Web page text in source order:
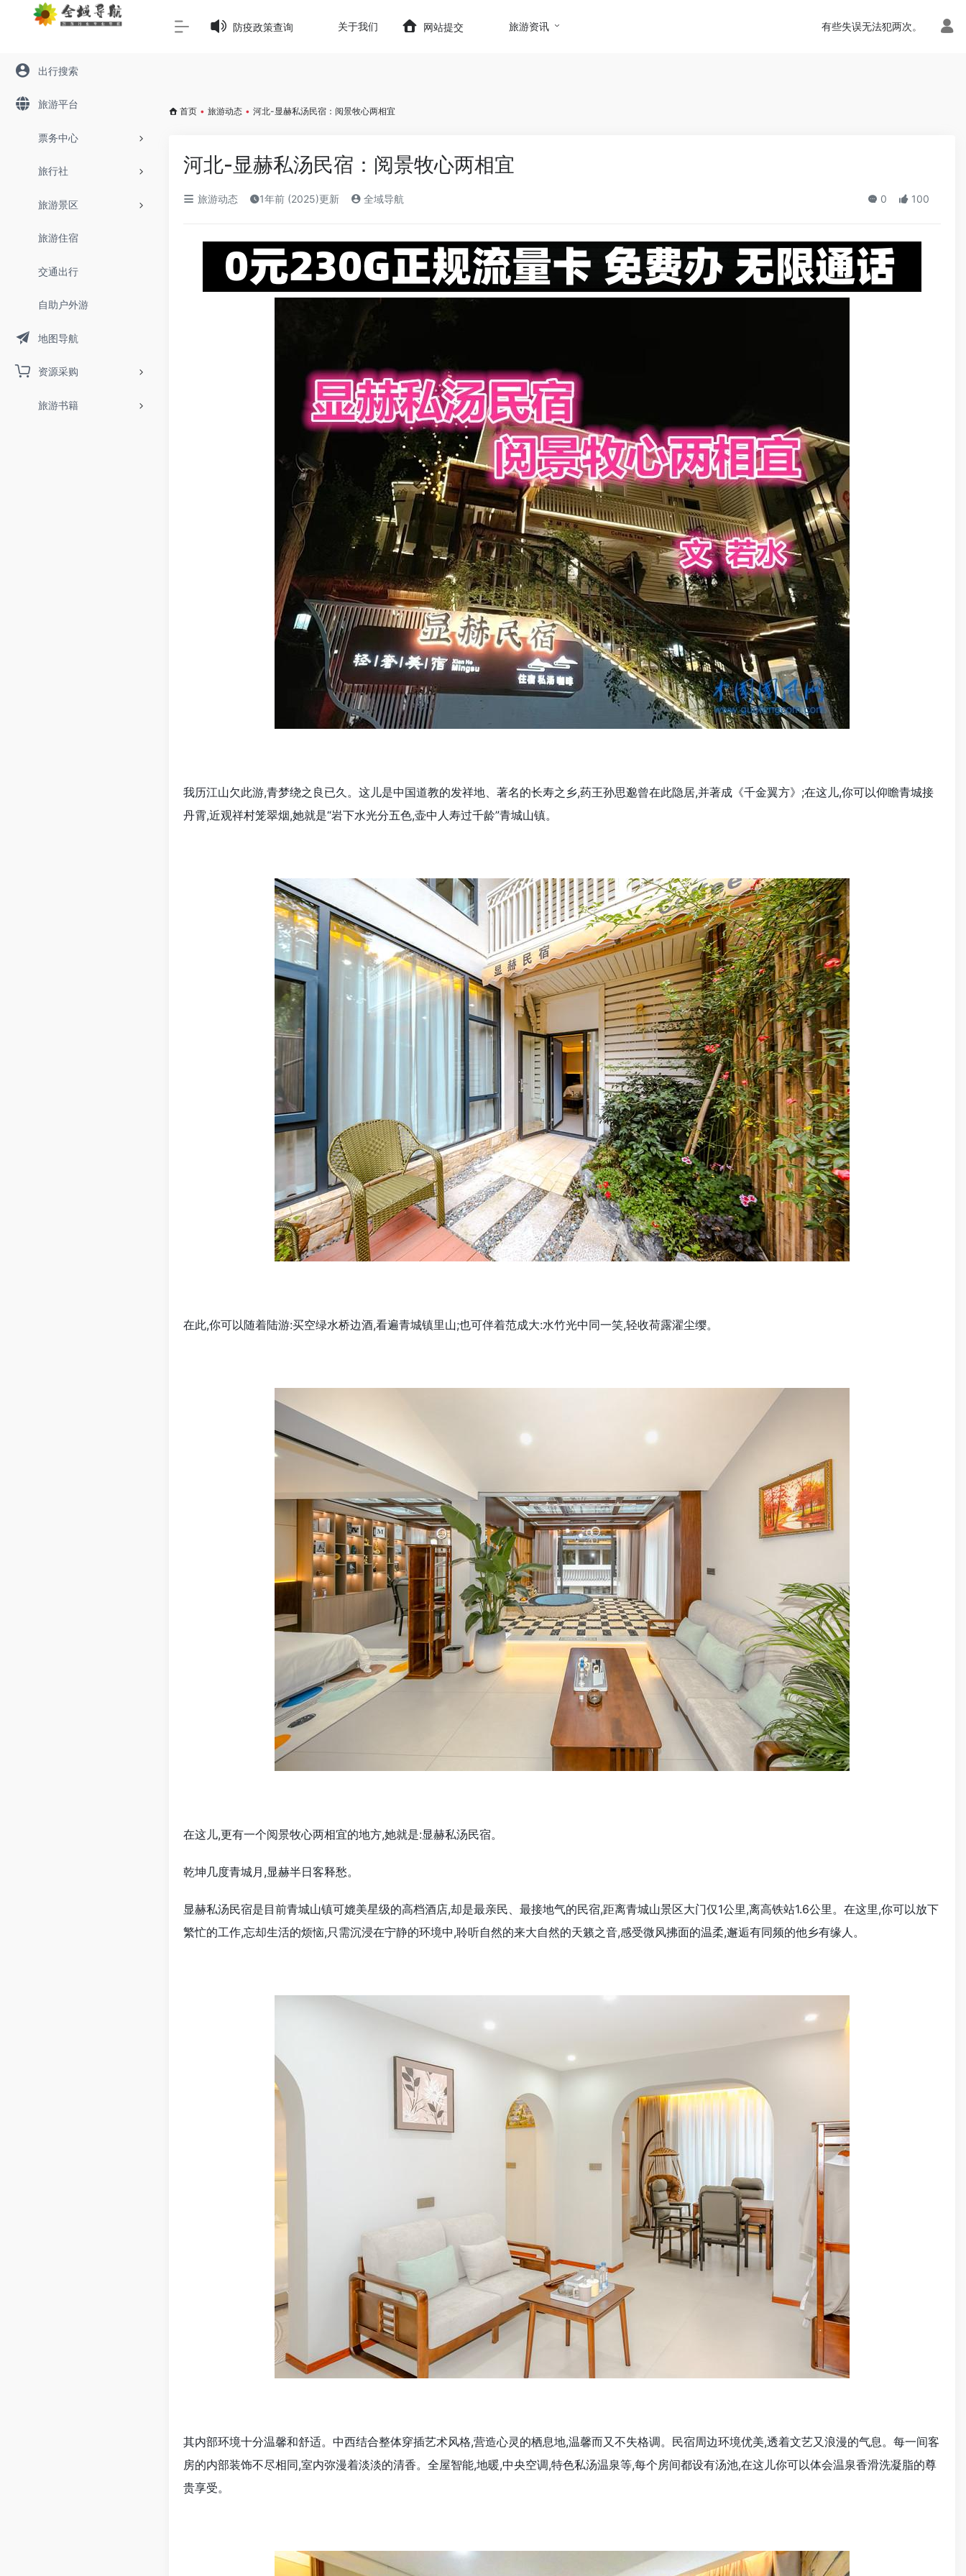
Warning: Array to string conversion in/www/wwwroot/645t.com/wp-content/themes/onenav/inc/wp-optimization.php
出行搜索
旅游平台
票务中心
旅行社
旅游景区
旅游住宿
交通出行
自助户外游
地图导航
资源采购
旅游书籍
防疫政策查询 关于我们 网站提交 旅游资讯 有些失误无法犯两次。
首页 • 旅游动态 • 河北-显赫私汤民宿：阅景牧心两相宜
河北-显赫私汤民宿：阅景牧心两相宜
旅游动态 1年前 (2025)更新 全域导航 0 100
我历江山欠此游,青梦绕之良已久。这儿是中国道教的发祥地、著名的长寿之乡,药王孙思邈曾在此隐居,并著成《千金翼方》;在这儿,你可以仰瞻青城接
丹霄,近观祥村笼翠烟,她就是“岩下水光分五色,壶中人寿过千龄”青城山镇。
在此,你可以随着陆游:买空绿水桥边酒,看遍青城镇里山;也可伴着范成大:水竹光中同一笑,轻收荷露濯尘缨。
在这儿,更有一个阅景牧心两相宜的地方,她就是:显赫私汤民宿。
乾坤几度青城月,显赫半日客释愁。
显赫私汤民宿是目前青城山镇可媲美星级的高档酒店,却是最亲民、最接地气的民宿,距离青城山景区大门仅1公里,离高铁站1.6公里。在这里,你可以放下
繁忙的工作,忘却生活的烦恼,只需沉浸在宁静的环境中,聆听自然的来大自然的天籁之音,感受微风拂面的温柔,邂逅有同频的他乡有缘人。
其内部环境十分温馨和舒适。中西结合整体穿插艺术风格,营造心灵的栖息地,温馨而又不失格调。民宿周边环境优美,透着文艺又浪漫的气息。每一间客
房的内部装饰不尽相同,室内弥漫着淡淡的清香。全屋智能,地暖,中央空调,特色私汤温泉等,每个房间都设有汤池,在这儿你可以体会温泉香滑洗凝脂的尊
贵享受。